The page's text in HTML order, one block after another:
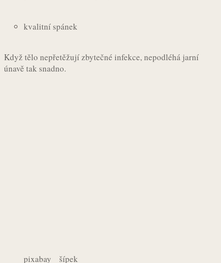
kvalitní spánek
Když tělo nepřetěžují zbytečné infekce, nepodléhá jarní
únavě tak snadno.
pixabay šípek